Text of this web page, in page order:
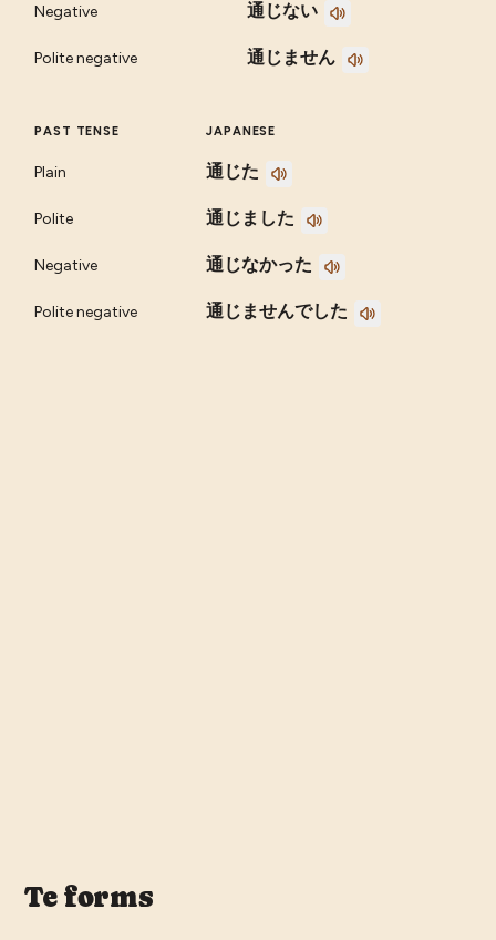
Negative 通じない
Polite negative 通じません
PAST TENSE JAPANESE
Plain 通じた
Polite 通じました
Negative 通じなかった
Polite negative 通じませんでした
Te forms